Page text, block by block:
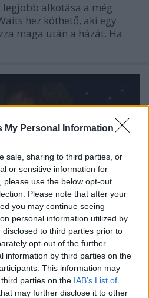
My Personal Information
sale, sharing to third parties, or
or sensitive information for
please use the below opt-out
Please note that after your
you may continue seeing
personal information utilized by
to third parties prior to
opt-out of the further
information by third parties on the
This information may
parties on the IAB’s List of
may further disclose it to other
alkotása a még
hez köthető, aki egy
maga után a házát. Ha
feldolgozás Kiss
12.